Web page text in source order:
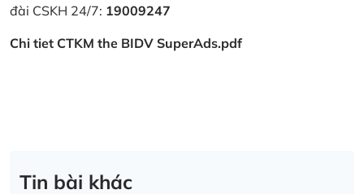
đài CSKH 24/7: 19009247
Chi tiet CTKM the BIDV SuperAds.pdf
Tin bài khác